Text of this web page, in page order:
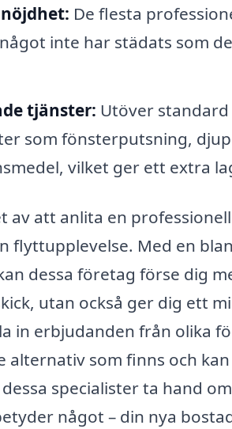
De flesta
inte har städats som
tjänster: Utöver
som fönsterputsning,
vilket ger ett extra
av att anlita en
flyttupplevelse. Med en
dessa företag förse dig
utan också ger dig ett
in erbjudanden från olika
alternativ som finns och
specialister ta hand
något – din nya